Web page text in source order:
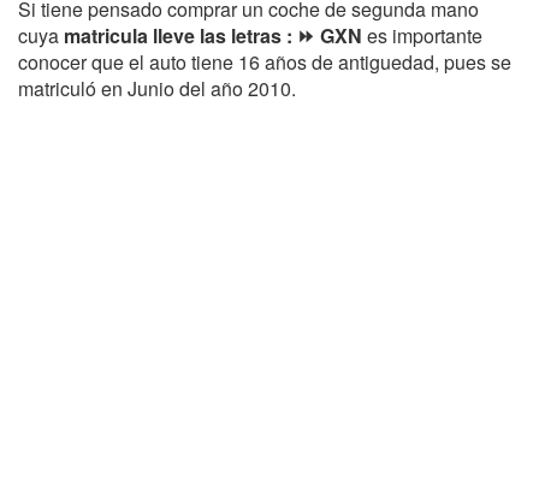
Si tiene pensado comprar un coche de segunda mano
cuya matricula lleve las letras : ⏩ GXN es importante
conocer que el auto tiene 16 años de antiguedad, pues se
matriculó en Junio del año 2010.